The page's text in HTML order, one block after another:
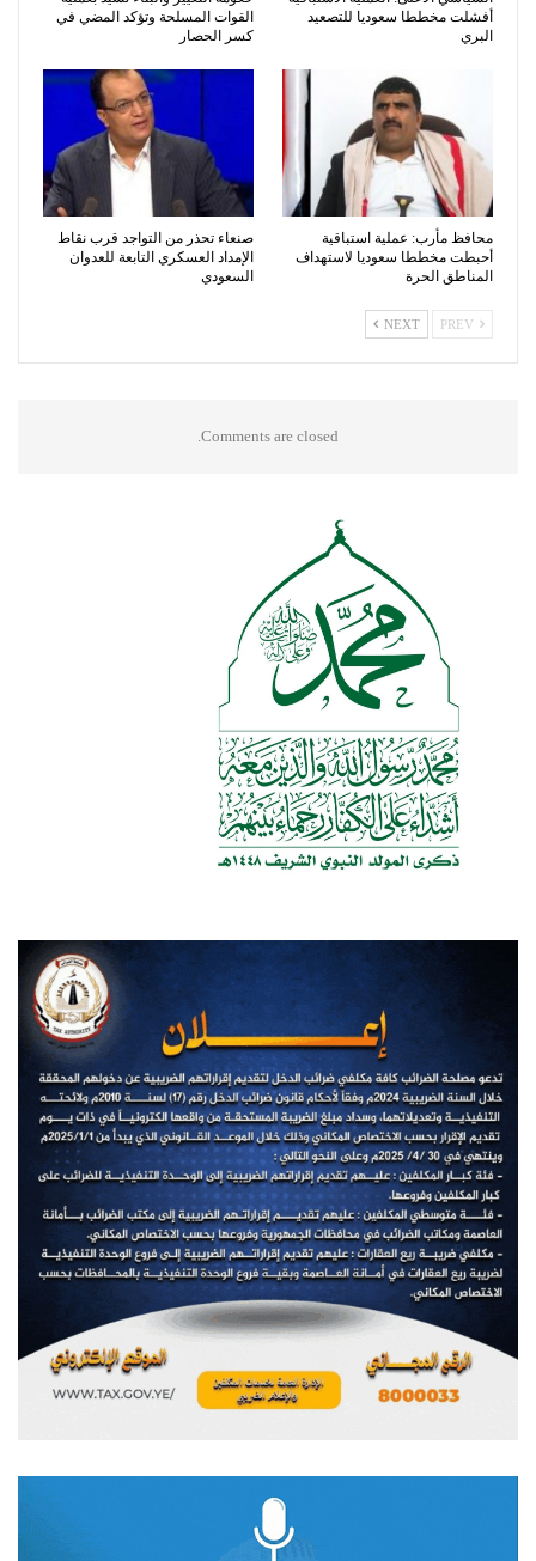
أفشلت مخططا سعوديا للتصعيد
البري
القوات المسلحة وتؤكد المضي في
كسر الحصار
محافظ مأرب: عملية استباقية
أحبطت مخططا سعوديا لاستهداف
المناطق الحرة
صنعاء تحذر من التواجد قرب نقاط
الإمداد العسكري التابعة للعدوان
السعودي
NEXT
Comments are closed.